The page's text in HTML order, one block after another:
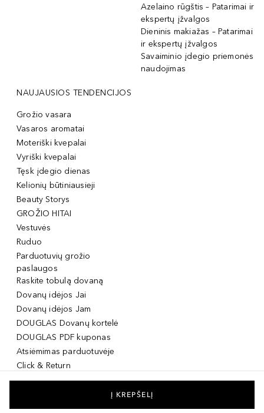
Azelaino rūgštis – Patarimai ir
ekspertų įžvalgos
Dieninis makiažas – Patarimai
ir ekspertų įžvalgos
Savaiminio įdegio priemonės
naudojimas
NAUJAUSIOS TENDENCIJOS
Grožio vasara
Vasaros aromatai
Moteriški kvepalai
Vyriški kvepalai
Tęsk įdegio dienas
Kelionių būtiniausieji
Beauty Storys
GROŽIO HITAI
Vestuvės
Ruduo
Parduotuvių grožio
paslaugos
Raskite tobulą dovaną
Dovanų idėjos Jai
Dovanų idėjos Jam
DOUGLAS Dovanų kortelė
DOUGLAS PDF kuponas
Atsiėmimas parduotuvėje
Click & Return
DOUGLAS Grožio Kortelė
Į KREPŠELĮ